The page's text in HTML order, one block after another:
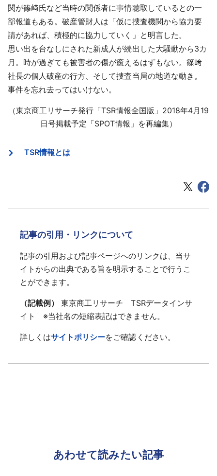
関が篠﨑氏など当時の関係者に事情聴取しているとの一
部報道もある。破産管財人は「仮に捜査機関から協力要
請があれば、積極的に協力していく」と明言した。
思い出を台なしにされた新成人が続出した大騒動から3カ
月。時が過ぎても被害者の傷が癒えるはずもない。篠﨑
社長の個人破産の行方、そして捜査当局の地道な動き。
事件を忘れ去ってはいけない。
（東京商工リサーチ発行「TSR情報全国版」2018年4月19
日号掲載予定「SPOT情報」を再編集）
TSR情報とは
記事の引用・リンクについて
記事の引用および記事ページへのリンクは、当サ
イトからの出典である旨を明示することで行うこ
とができます。
（記載例）
東京商工リサーチ TSRデータインサ
イト ※当社名の短縮表記はできません。
詳しくはサイトポリシーをご確認ください。
あわせて読みたい記事